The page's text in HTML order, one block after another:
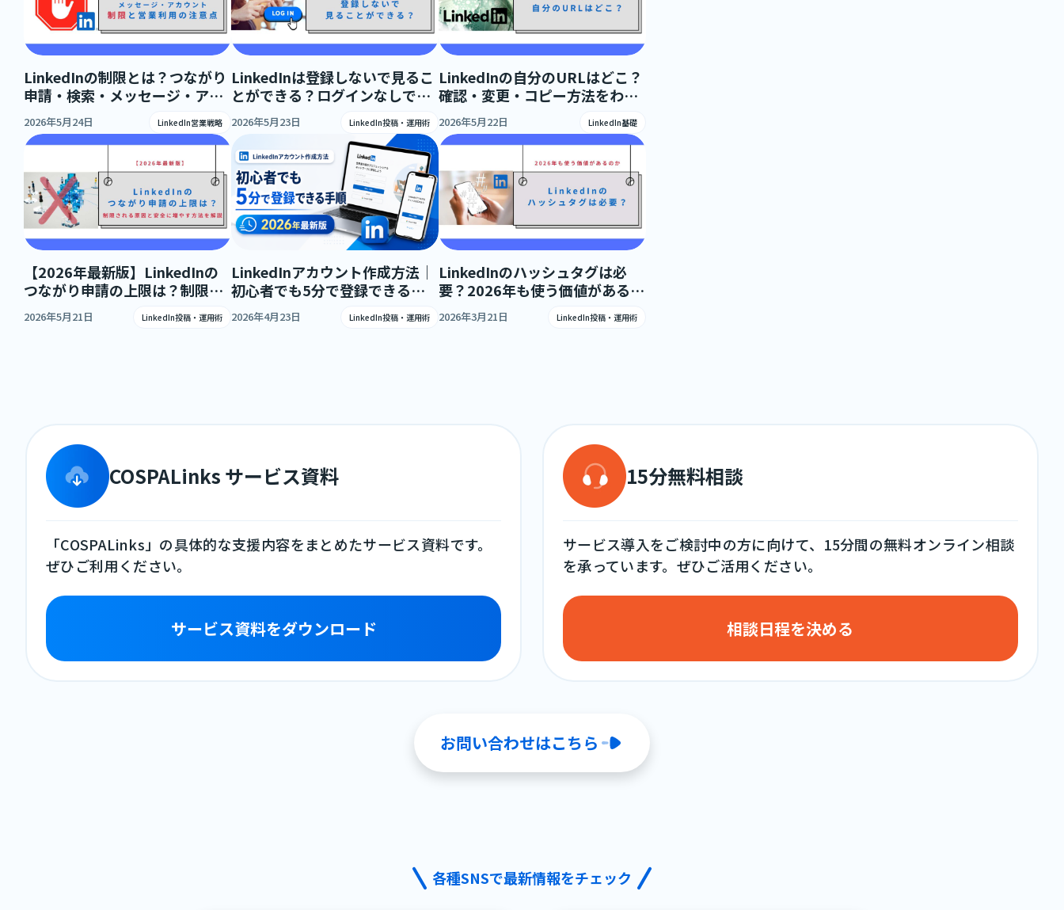
LinkedInの制限とは？つながり
申請・検索・メッセージ・アカ
ウント制限と営業利用の注意点
2026年5月24日 LinkedIn営業戦略
LinkedInは登録しないで見るこ
とができる？ログインなしで見
える範囲と足跡の注意点
2026年5月23日 LinkedIn投稿・運用術
LinkedInの自分のURLはどこ？
確認・変更・コピー方法をわか
りやすく解説
2026年5月22日 LinkedIn基礎
【2026年最新版】LinkedInの
つながり申請の上限は？制限さ
れる原因と安全に増やす方法を
解説
2026年5月21日 LinkedIn投稿・運用術
LinkedInアカウント作成方法｜
初心者でも5分で登録できる手
順【2026年最新版】
2026年4月23日 LinkedIn投稿・運用術
LinkedInのハッシュタグは必
要？2026年も使う価値があるの
2026年3月21日 LinkedIn投稿・運用術
COSPALinks サービス資料
「COSPALinks」の具体的な支援内容をまとめたサービス資料です。
ぜひご利用ください。
サービス資料をダウンロード
15分無料相談
サービス導入をご検討中の方に向けて、15分間の無料オンライン相談
を承っています。ぜひご活用ください。
相談日程を決める
お問い合わせはこちら
各種SNSで最新情報をチェック